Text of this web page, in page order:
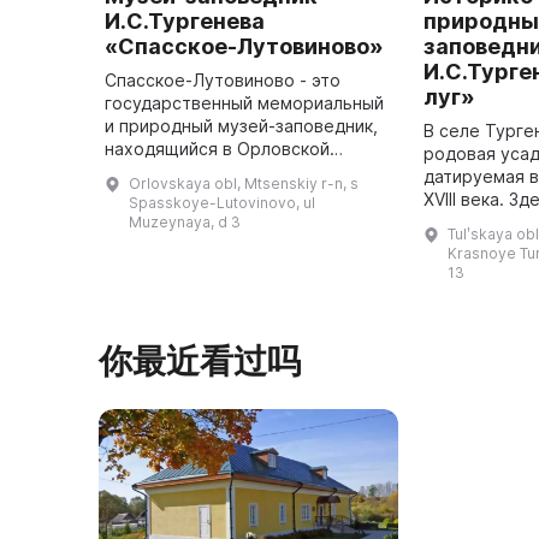
И.С.Тургенева
«Спасское-Лутовиново»
Спасское-Лутовиново - это
государственный мемориальный
и природный музей-заповедник,
находящийся в Орловской
году в честь Ивана Тургенева -
великого русского писателя. Ус
Orlovskaya obl, Mtsenskiy r-n, s
Spasskoye-Lutovinovo, ul
Muzeynaya, d 3
луг»
В селе
родовая
датируемая
XVIII века.
включающий
века,
Tulʹskaya
Krasnoye
13
你最近看过吗